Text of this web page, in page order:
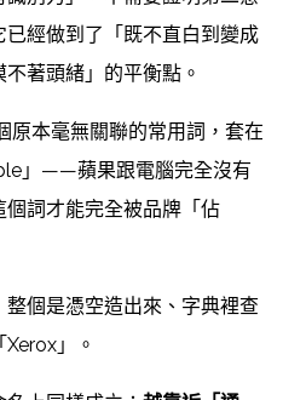
經做到了「既不直白到變成
著頭緒」的平衡點。
原本毫無關聯的常用詞，套在
」——蘋果跟電腦完全沒有
詞才能完全被品牌「佔
整個是憑空造出來、字典裡查
」。